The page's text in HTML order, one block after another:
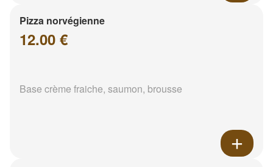
Pizza norvégienne
12.00 €
Base crème fraiche, saumon, brousse